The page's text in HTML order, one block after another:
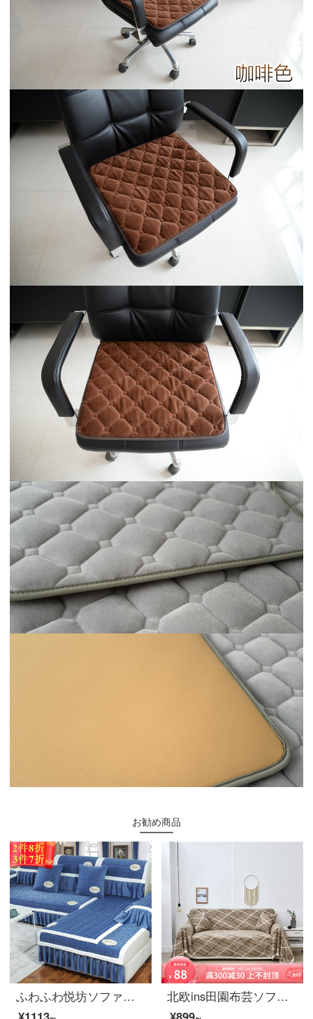
お勧め商品
ふわふわ悦坊ソファクッションセット冬毛绒ソファカバーカバーカバーカバーカバー厚い保温欧風ソファクッションカスタマイズできます。
北欧ins田園布芸ソファーカバー全カバーソファータオル雪尼爾ソファー布クッション四季通用のシングルソファータオル全カバーカバーカバーカバーカバーカバーカバー防塵滑り止めソファ毛布幾何学線-浅カレー180*200 cm